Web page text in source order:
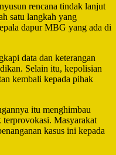
rencana tindak lanjut
satu langkah yang
dapur MBG yang ada di
data dan keterangan
Selain itu, kepolisian
kembali kepada pihak
itu menghimbau
terprovokasi. Masyarakat
kasus ini kepada